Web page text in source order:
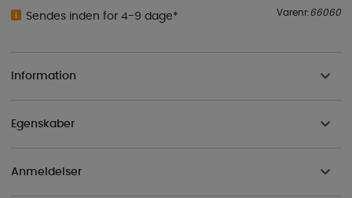
Sendes inden for 4-9 dage* Varenr:66060
Information
Egenskaber
Anmeldelser